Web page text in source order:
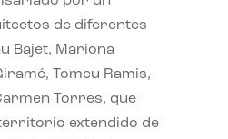
de diferentes
Bajet, Mariona
Tomeu Ramis,
Torres, que
extendido de